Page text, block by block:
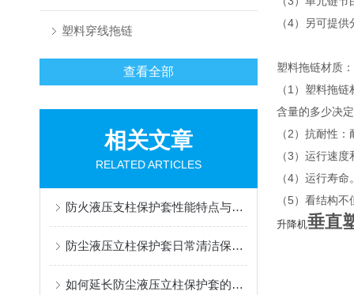
塑料穿线拖链
查看全部
相关文章
RELATED ARTICLES
防火液压支柱保护套性能特点与阻燃防护应用
防尘液压立柱保护套日常清洁保养与更换规范
如何延长防尘液压立柱保护套的使用寿命？
（4）另可提
塑料拖链材质：
（1）塑料拖
含量的多少决
（2）抗耐性
（3）运行速
（4）运行寿命
（5）看结构
升降机垂直